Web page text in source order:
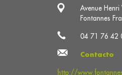
Avenue
Fontannes
04 71 76 42
Contacto
http://